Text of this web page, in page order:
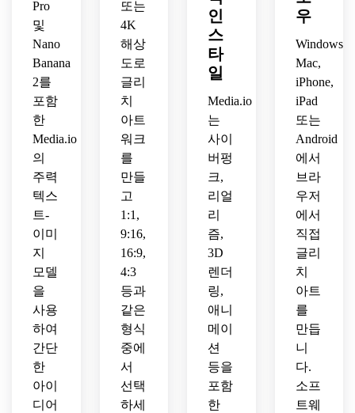
느껴
지는
정밀
한 왜
곡으
로 가
득 찬
에서
영감
을 받
은 디
지털
아트
워크
입니
다.
통해
보는
고요
한 풍
경.
Pro
및
Nano
Banana
2를
포함
한
Media.io
의
주력
텍스
트-
이미
지
모델
을
사용
하여
간단
한
아이
디어
또는
4K
해상
도로
글리
치
아트
워크
를
만들
고
1:1,
9:16,
16:9,
4:3
등과
같은
형식
중에
서
선택
하세
인
스
타
일
Media.io
는
사이
버펑
크,
리얼
리
즘,
3D
렌더
링,
애니
메이
션
등을
포함
한
우
Windows,
Mac,
iPhone,
iPad
또는
Android
에서
브라
우저
에서
직접
글리
치
아트
를
만듭
니
다.
소프
트웨